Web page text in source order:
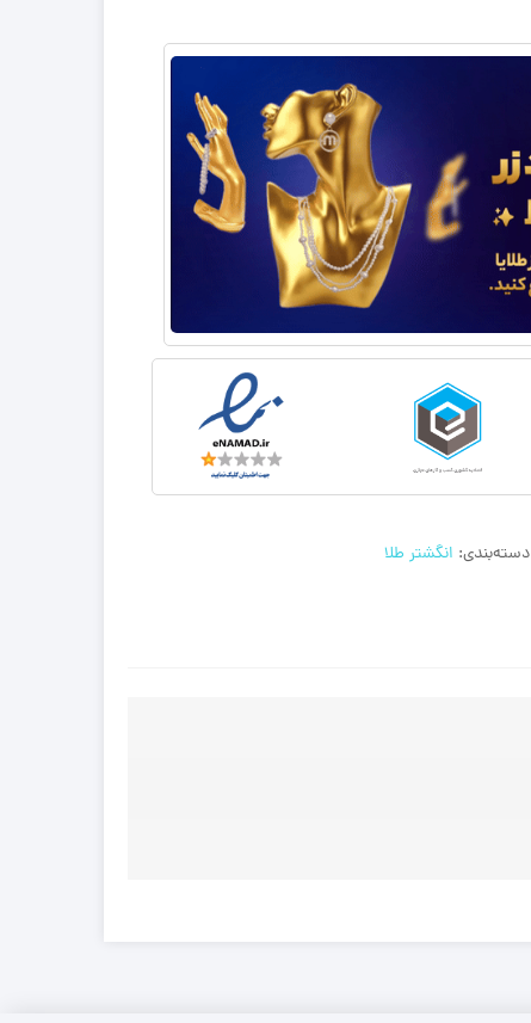
دسته‌بندی: انگشتر طلا